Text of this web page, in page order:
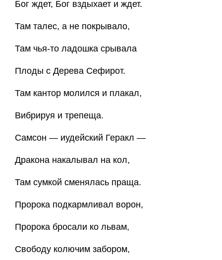
Бог ждет, Бог вздыхает и ждет.
Там талес, а не покрывало,
Там чья-то ладошка срывала
Плоды с Дерева Сефирот.
Там кантор молился и плакал,
Вибрируя и трепеща.
Самсон — иудейский Геракл —
Дракона накалывал на кол,
Там сумкой сменялась праща.
Пророка подкармливал ворон,
Пророка бросали ко львам,
Свободу колючим забором,